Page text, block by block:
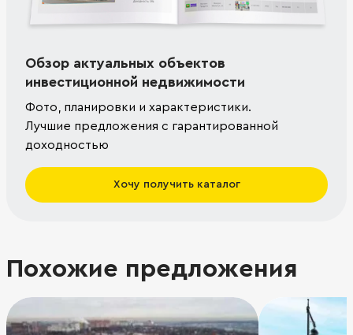
Обзор актуальных объектов
инвестиционной недвижимости
Фото, планировки и характеристики.
Лучшие предложения с гарантированной
доходностью
Хочу получить каталог
Похожие предложения